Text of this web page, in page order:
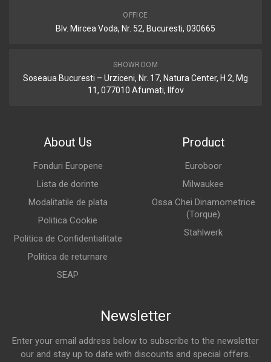
OFFICE
Blv. Mircea Voda, Nr. 52, Bucuresti, 030665
SHOWROOM
Soseaua Bucuresti – Urziceni, Nr. 17, Natura Center, H 2, Mg
11, 077010 Afumati, Ilfov
About Us
Fonduri Europene
Lista de dorinte
Modalitatile de plata
Politica Cookie
Politica de Confidentialitate
Politica de returnare
SEAP
Product
Euroboor
Milwaukee
Ossa Chei Dinamometrice
(Torque)
Stahlwerk
Newsletter
Enter your email address below to subscribe to the newsletter
our and stay up to date with discounts and special offers.